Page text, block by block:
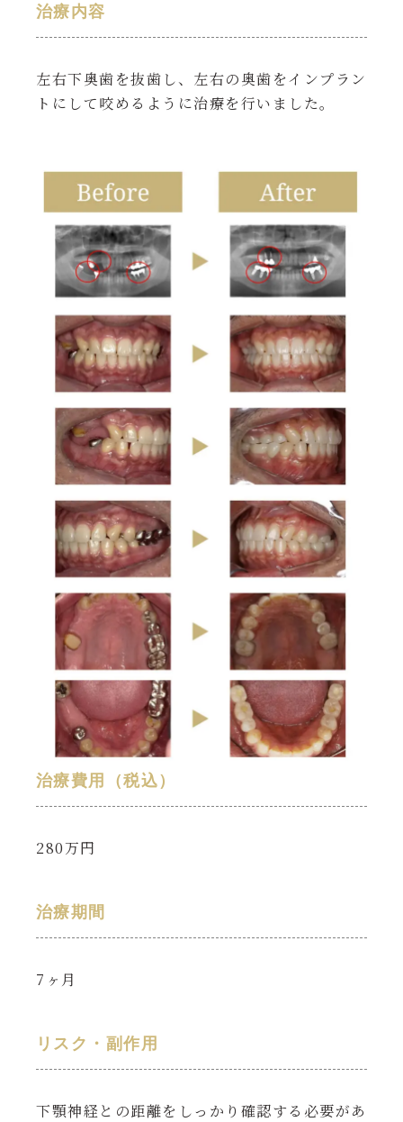
治療内容
左右下奥歯を抜歯し、左右の奥歯をインプラン
トにして咬めるように治療を行いました。
治療費用（税込）
280万円
治療期間
7ヶ月
リスク・副作用
下顎神経との距離をしっかり確認する必要があ